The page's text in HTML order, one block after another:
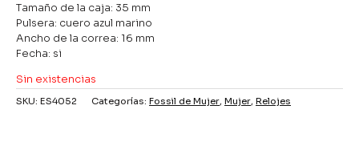
Tamaño de la caja: 35 mm
Pulsera: cuero azul marino
Ancho de la correa: 16 mm
Fecha: si
Sin existencias
SKU: ES4052 Categorías: Fossil de Mujer, Mujer, Relojes